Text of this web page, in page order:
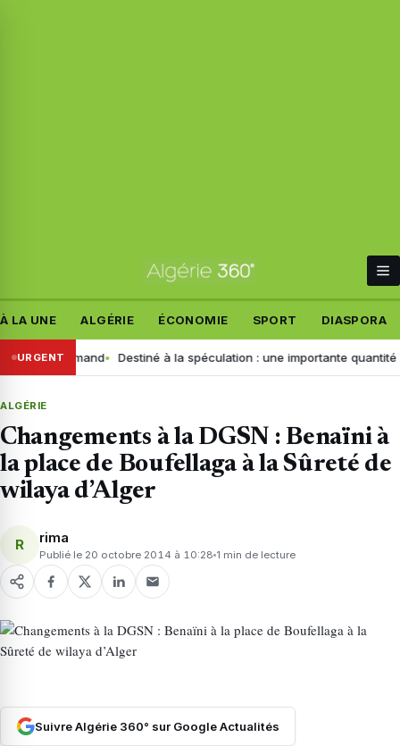
À LA UNE ALGÉRIE ÉCONOMIE SPORT DIASPORA
URGENT
allemand Destiné à la spéculation : une importante quantité de
ALGÉRIE
Changements à la DGSN : Benaïni à
la place de Boufellaga à la Sûreté de
wilaya d’Alger
R rima
Publié le 20 octobre 2014 à 10:28 1 min de lecture
Suivre Algérie 360° sur Google Actualités